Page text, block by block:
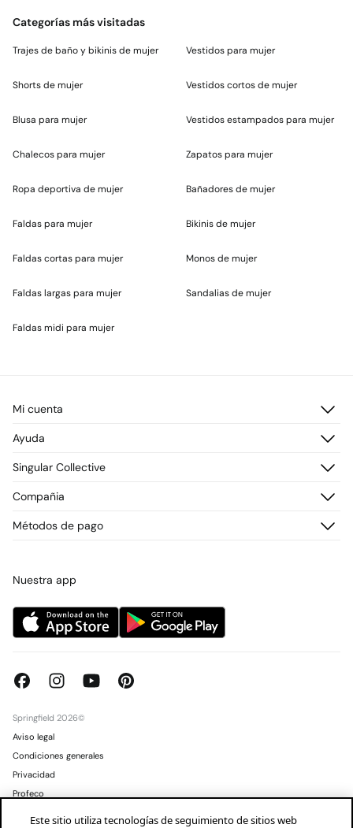
Categorías más visitadas
Trajes de baño y bikinis de mujer
Shorts de mujer
Blusa para mujer
Chalecos para mujer
Ropa deportiva de mujer
Faldas para mujer
Faldas cortas para mujer
Faldas largas para mujer
Faldas midi para mujer
Vestidos para mujer
Vestidos cortos de mujer
Vestidos estampados para mujer
Zapatos para mujer
Bañadores de mujer
Bikinis de mujer
Monos de mujer
Sandalias de mujer
Mi cuenta
Registrarme
Direcciones de envío
Ayuda
Preguntas frecuentes
Envío
Promociones vigentes
Singular Collective
¡Únete!
Compañia
Tiendas
Métodos de pago
Nuestra app
Springfield 2026©
Aviso legal
Condiciones generales
Privacidad
Profeco
Este sitio utiliza tecnologías de seguimiento de sitios web